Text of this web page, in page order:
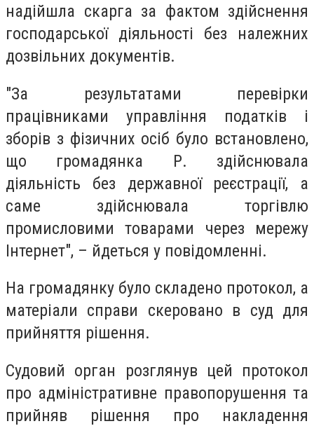
надійшла скарга за фактом здійснення
господарської діяльності без належних
дозвільних документів.
"За результатами перевірки
працівниками управління податків і
зборів з фізичних осіб було встановлено,
що громадянка Р. здійснювала
діяльність без державної реєстрації, а
саме здійснювала торгівлю
промисловими товарами через мережу
Інтернет", – йдеться у повідомленні.
На громадянку було складено протокол, а
матеріали справи скеровано в суд для
прийняття рішення.
Судовий орган розглянув цей протокол
про адміністративне правопорушення та
прийняв рішення про накладення